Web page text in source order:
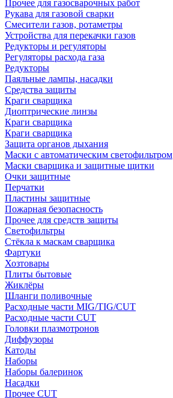
Прочее для газосварочных работ
Рукава для газовой сварки
Смесители газов, ротаметры
Устройства для перекачки газов
Редукторы и регуляторы
Регуляторы расхода газа
Редукторы
Паяльные лампы, насадки
Средства защиты
Краги сварщика
Диоптрические линзы
Краги сварщика
Краги сварщика
Защита органов дыхания
Маски с автоматическим светофильтром
Маски сварщика и защитные щитки
Очки защитные
Перчатки
Пластины защитные
Пожарная безопасность
Прочее для средств защиты
Светофильтры
Стёкла к маскам сварщика
Фартуки
Хозтовары
Плиты бытовые
Жиклёры
Шланги поливочные
Расходные части MIG/TIG/CUT
Расходные части CUT
Головки плазмотронов
Диффузоры
Катоды
Наборы
Наборы балеринок
Насадки
Прочее CUT